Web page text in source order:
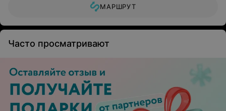
МАРШРУТ
Часто просматривают